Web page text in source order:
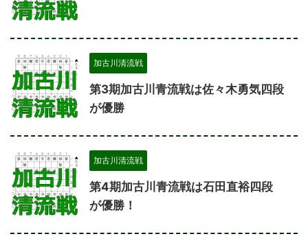
加古川清流戦
第3期加古川青流戦は佐々木勇気四段
が優勝
加古川清流戦
第4期加古川青流戦は石田直裕四段
が優勝！